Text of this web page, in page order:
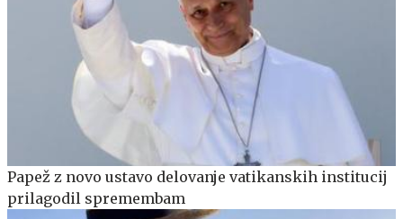
Papež z novo ustavo delovanje vatikanskih institucij
prilagodil spremembam